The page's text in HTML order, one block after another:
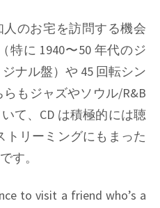
のお宅を訪問する機会
特に 1940〜50 年代のジ
ナル盤）や 45 回転シン
もジャズやソウル/R&B
て、CD は積極的には聴
トリーミングにもまった
す。
to visit a friend who’s a